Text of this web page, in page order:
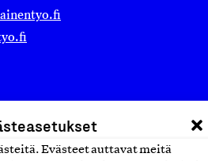
Evästeet auttavat meitä